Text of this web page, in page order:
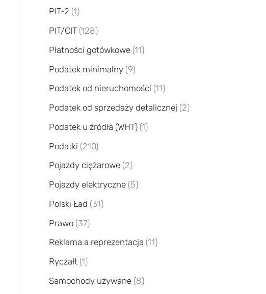
PIT-2 (1)
PIT/CIT(128)
Płatności gotówkowe(11)
Podatek minimalny(9)
Podatek od nieruchomości (11)
Podatek od sprzedaży detalicznej (2)
Podatek u źródła (WHT)(1)
Podatki (210)
Pojazdy ciężarowe(2)
Pojazdy elektryczne(5)
Polski Ład (31)
Prawo(37)
Reklama a reprezentacja (11)
Ryczałt(1)
Samochody używane(8)